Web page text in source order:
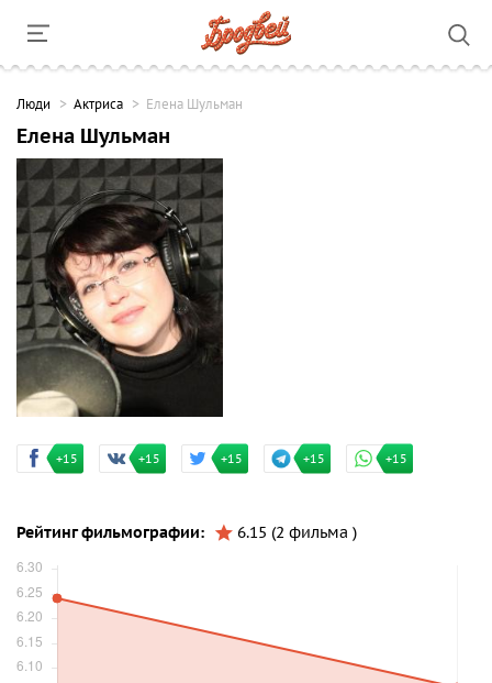
Люди Актриса Елена Шульман
Елена Шульман
+15 +15 +15 +15 +15
Рейтинг фильмографии: 6.15 (2 фильма )